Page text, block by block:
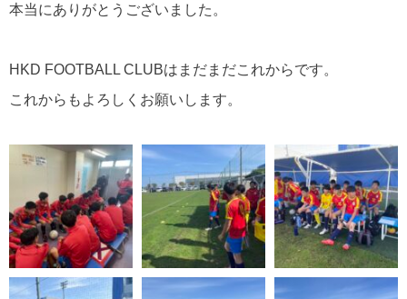
本当にありがとうございました。
HKD FOOTBALL CLUBはまだまだこれからです。
これからもよろしくお願いします。